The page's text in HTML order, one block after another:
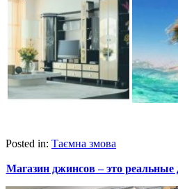
Posted in: Таємна змова
Магазин джинсов – это реальные